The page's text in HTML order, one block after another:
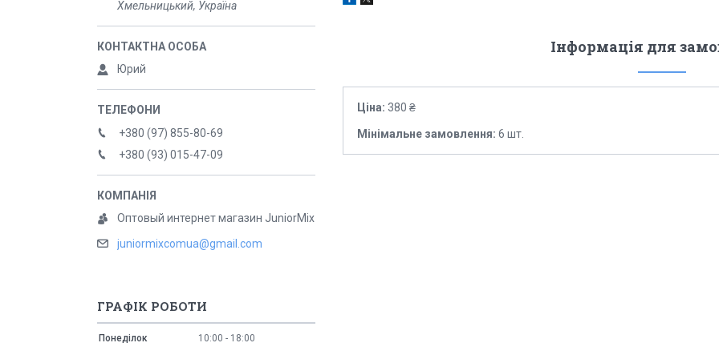
Інформація для
Ціна: 380 ₴
Мінімальне замовлення: 6 шт.
Хмельницький, Україна
Юрий
+380 (97) 855-80-69
+380 (93) 015-47-09
Оптовый интернет магазин JuniorMix
juniormixcomua@gmail.com
ГРАФІК РОБОТИ
Понеділок 10:00 18:00